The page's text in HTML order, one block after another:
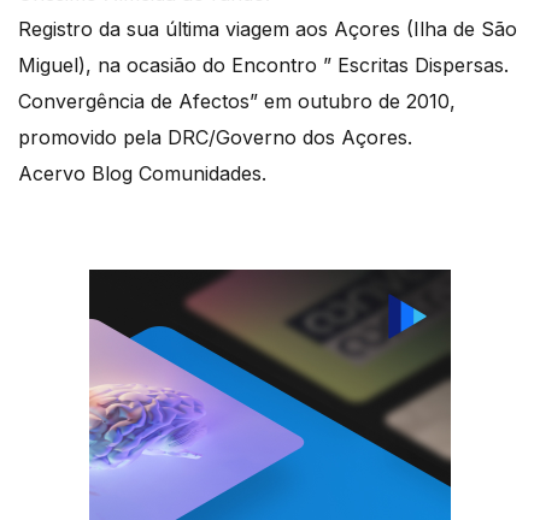
Registro da sua última viagem aos Açores (Ilha de São
Miguel), na ocasião do Encontro ” Escritas Dispersas.
Convergência de Afectos” em outubro de 2010,
promovido pela DRC/Governo dos Açores.
Acervo Blog Comunidades.